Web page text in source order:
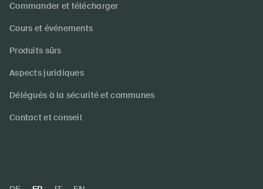
Commander et télécharger
Cours et événements
Produits sûrs
Aspects juridiques
Délégués à la sécurité et communes
Contact et conseil